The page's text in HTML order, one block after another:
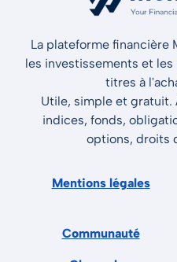
La plateforme financière
les investissements et
titres à
Utile, simple et gratuit.
indices, fonds,
options, droits
Mentions légales
Communauté